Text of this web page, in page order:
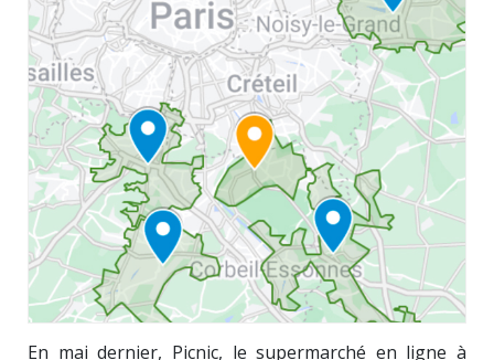
En mai dernier, Picnic, le supermarché en ligne à